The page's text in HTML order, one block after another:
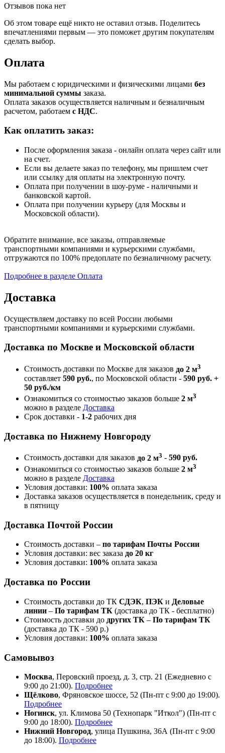
Отзывов пока нет
Об этом товаре ещё никто не оставил отзыв. Поделитесь
впечатлениями первым — это поможет другим покупателям
сделать выбор.
Оплата
Мы работаем с юридическими и физическими лицами без
минимальной суммы заказа.
Оплата заказов осуществляется наличным и безналичным
расчетом, работаем с НДС.
Как оплатить заказ:
После оформления заказа - онлайн оплата через сайт или
на счет.
Если вы делаете заказ по телефону, мы пришлем счет
или ссылку для оплаты на электронную почту.
Оплата при получении в шоу-руме - наличными и
банковской картой.
Оплата при получении курьеру (для Москвы и
Московской области).
Обратите внимание, все заказы, отправляемые
транспортными компаниями и курьерскими службами,
отгружаются по 100% предоплате по безналичному расчету.
Подробнее в разделе Оплата
Доставка
Осуществляем доставку по всей России любыми
транспортными компаниями и курьерскими службами.
Доставка по Москве и Московской области
Стоимость доставки по Москве для заказов до 2 м3
составляет 590 руб., по Московской области - 590 руб. +
50 руб./км
Ознакомиться со стоимостью заказов больше 2 м3
можно в разделе Доставка
Срок доставки - 1-2 рабочих дня
Доставка по Нижнему Новгороду
Стоимость доставки для заказов до 2 м3 - 590 руб.
Ознакомиться со стоимостью заказов больше 2 м3
можно в разделе Доставка
Условия доставки: 100% оплата заказа
Доставка заказов осуществляется в понедельник, среду и
в пятницу
Доставка Почтой России
Стоимость доставки – по тарифам Почты России
Условия доставки: вес заказа до 20 кг
Условия доставки: 100% оплата заказа
Доставка по России
Стоимость доставки до ТК СДЭК, ПЭК и Деловые
линии – По тарифам ТК (доставка до ТК - бесплатно)
Стоимость доставки до других ТК – По тарифам ТК
(доставка до ТК - 590 р.)
Условия доставки: 100% оплата заказа
Самовывоз
Москва, Перовский проезд, д. 3, стр. 21 (Ежедневно с
9:00 до 21:00). Подробнее
Щёлково, Фряновское шоссе, 52 (Пн-пт с 9:00 до 19:00).
Подробнее
Ногинск, ул. Климова 50 (​Технопарк "Иткол") (Пн-пт с
9:00 до 18:00). Подробнее
Нижний Новгород, улица Пушкина, 36А (Пн-пт с 9:00
до 18:00). Подробнее